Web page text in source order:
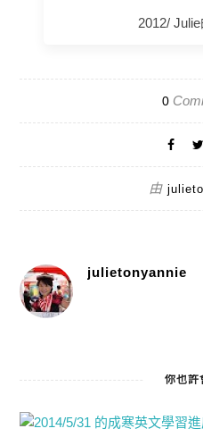
2012/
0
由
julietonyannie
你也許